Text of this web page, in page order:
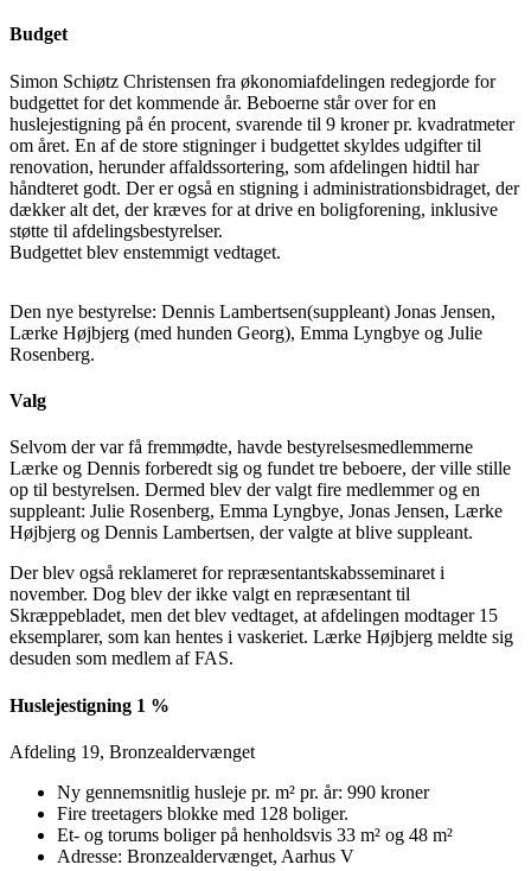
Budget
Simon Schiøtz Christensen fra økonomiafdelingen redegjorde for
budgettet for det kommende år. Beboerne står over for en
huslejestigning på én procent, svarende til 9 kroner pr. kvadratmeter
om året. En af de store stigninger i budgettet skyldes udgifter til
renovation, herunder affaldssortering, som afdelingen hidtil har
håndteret godt. Der er også en stigning i administrationsbidraget, der
dækker alt det, der kræves for at drive en boligforening, inklusive
støtte til afdelingsbestyrelser.
Budgettet blev enstemmigt vedtaget.
Den nye bestyrelse: Dennis Lambertsen(suppleant) Jonas Jensen,
Lærke Højbjerg (med hunden Georg), Emma Lyngbye og Julie
Rosenberg.
Valg
Selvom der var få fremmødte, havde bestyrelsesmedlemmerne
Lærke og Dennis forberedt sig og fundet tre beboere, der ville stille
op til bestyrelsen. Dermed blev der valgt fire medlemmer og en
suppleant: Julie Rosenberg, Emma Lyngbye, Jonas Jensen, Lærke
Højbjerg og Dennis Lambertsen, der valgte at blive suppleant.
Der blev også reklameret for repræsentantskabsseminaret i
november. Dog blev der ikke valgt en repræsentant til
Skræppebladet, men det blev vedtaget, at afdelingen modtager 15
eksemplarer, som kan hentes i vaskeriet. Lærke Højbjerg meldte sig
desuden som medlem af FAS.
Huslejestigning 1 %
Afdeling 19, Bronzealdervænget
Ny gennemsnitlig husleje pr. m² pr. år: 990 kroner
Fire treetagers blokke med 128 boliger.
Et- og torums boliger på henholdsvis 33 m² og 48 m²
Adresse: Bronzealdervænget, Aarhus V